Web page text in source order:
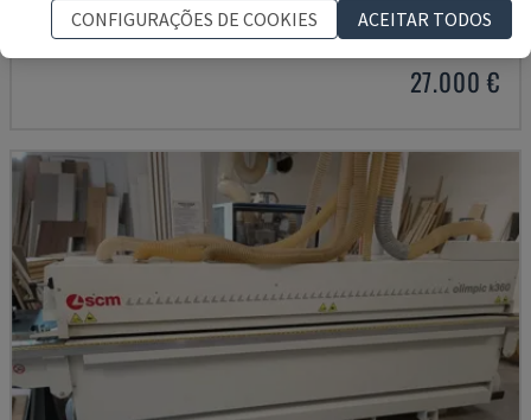
BIESSE - FITADORA
POLÓNIA 2018 4.832 HRS
27.000 €
CONFIGURAÇÕES DE COOKIES
ACEITAR TODOS